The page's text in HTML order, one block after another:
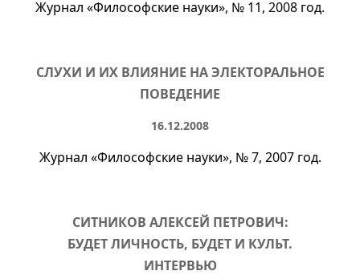
Журнал «Философские науки», № 11, 2008 год.
СЛУХИ И ИХ ВЛИЯНИЕ НА ЭЛЕКТОРАЛЬНОЕ
ПОВЕДЕНИЕ
16.12.2008
Журнал «Философские науки», № 7, 2007 год.
СИТНИКОВ АЛЕКСЕЙ ПЕТРОВИЧ:
БУДЕТ ЛИЧНОСТЬ, БУДЕТ И КУЛЬТ.
ИНТЕРВЬЮ